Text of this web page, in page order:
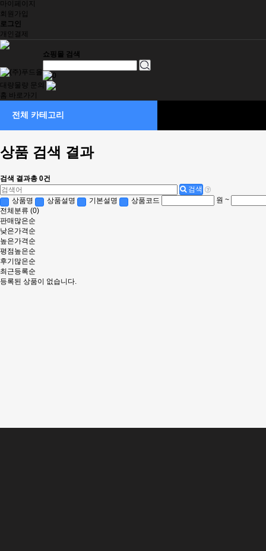
마이페이지
회원가입
로그인
개인결제
쇼핑몰 검색
0
대량물량 문의
홈 바로가기
전체 카테고리
상품 검색 결과
검색 결과총 0건
검색
상품명
상품설명 기본설명 상품코드
원 ~
전체분류 (0)
판매많은순
낮은가격순
높은가격순
평점높은순
후기많은순
최근등록순
등록된 상품이 없습니다.